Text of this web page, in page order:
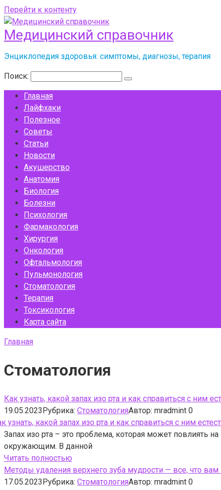
Перейти к контенту
Медицинский справочник
Энциклопедия здоровья: симптомы, диагнозы, терапия
Поиск:
Главная
Лайфхаки
Полезное
Советы
Статьи
Новости
Акушерство
Анатомия
Биология
Болезни
Психология
Фармакология
Хирургия
Онкология
Офтальмология
Пульмонология
Стоматология
Терапия
Токсикология
Карта сайта
Главная
Стоматология
Как узнать, какой запах изо рта и как справиться с ним
19.05.2023Рубрика: СтоматологияАвтор: mradmint 0
Запах изо рта – это проблема, которая может повлиять
окружающим. В данной
Читать полностью
Методы удаления верхнего зуба мудрости — все, что вам
17.05.2023Рубрика: СтоматологияАвтор: mradmint 0